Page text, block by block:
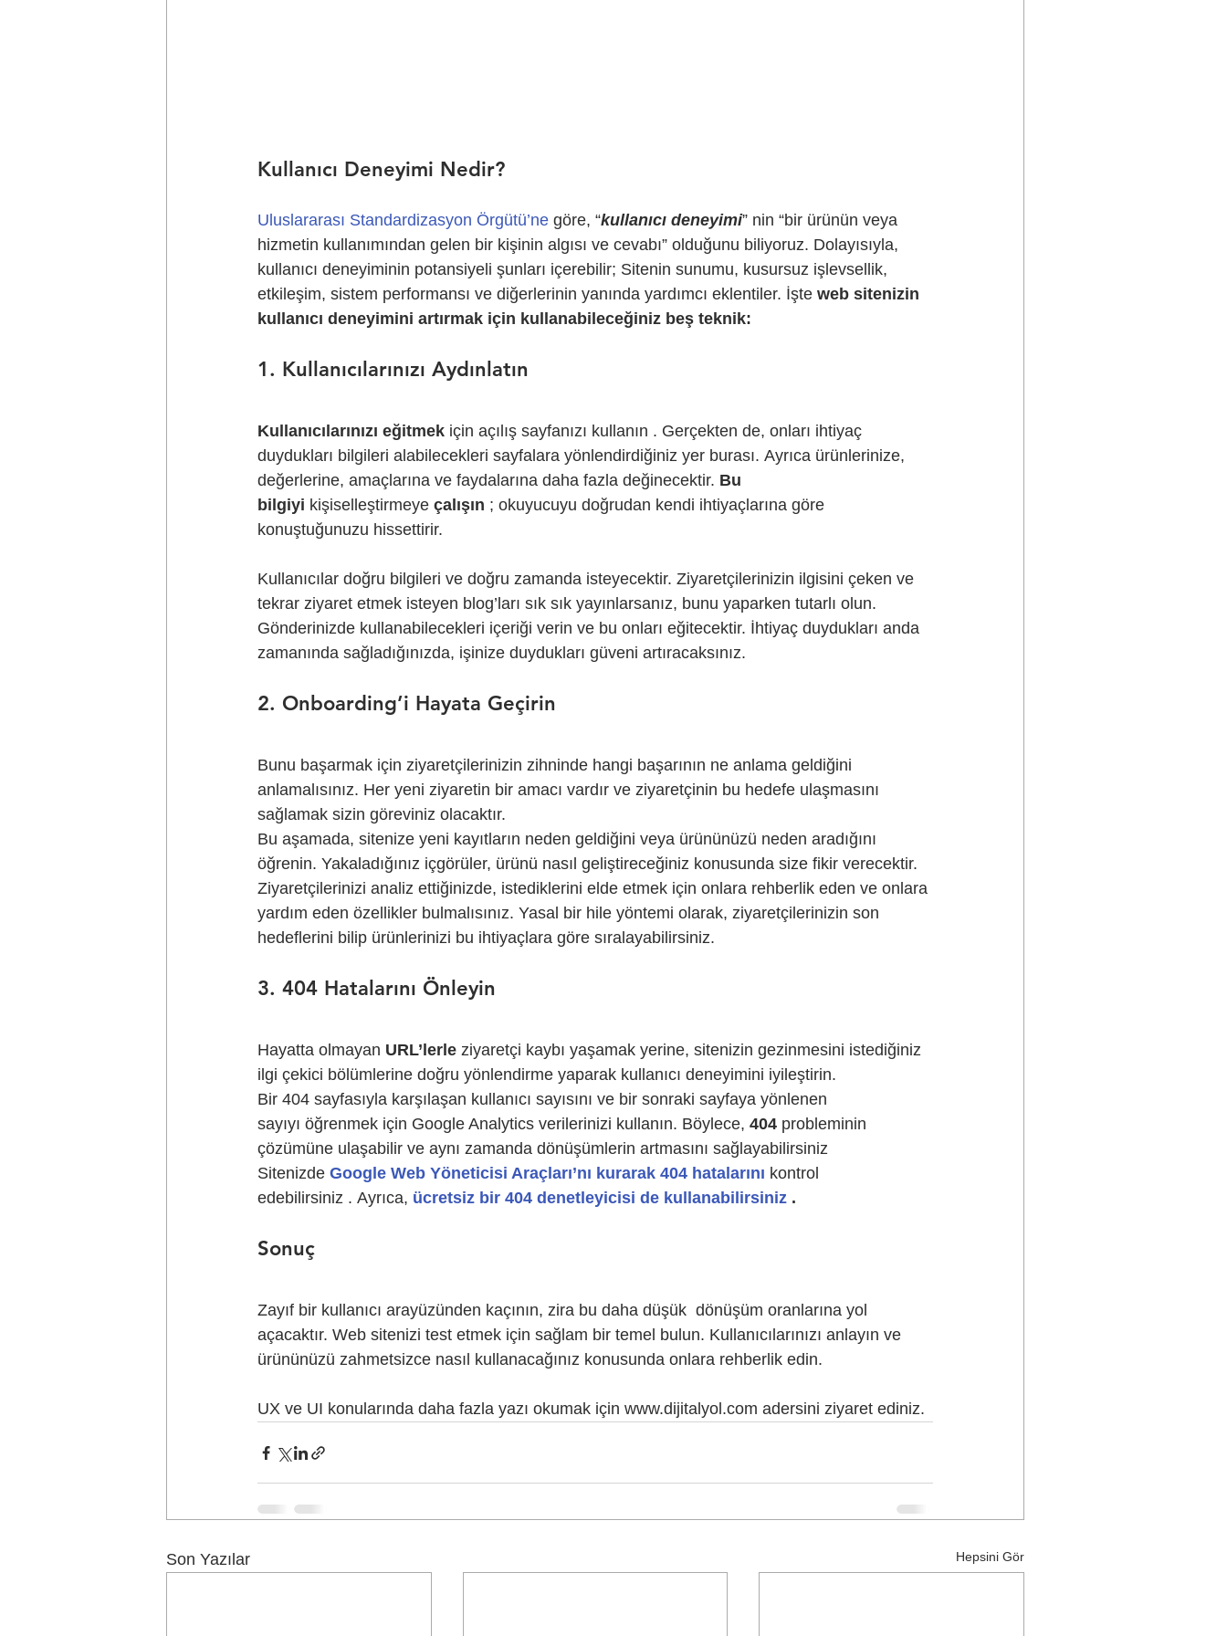
Kullanıcı Deneyimi Nedir?
Uluslararası Standardizasyon Örgütü’ne göre, “kullanıcı deneyimi” nin “bir ürünün veya
hizmetin kullanımından gelen bir kişinin algısı ve cevabı” olduğunu biliyoruz. Dolayısıyla,
kullanıcı deneyiminin potansiyeli şunları içerebilir; Sitenin sunumu, kusursuz işlevsellik,
etkileşim, sistem performansı ve diğerlerinin yanında yardımcı eklentiler. İşte web sitenizin
kullanıcı deneyimini artırmak için kullanabileceğiniz beş teknik:
1. Kullanıcılarınızı Aydınlatın
Kullanıcılarınızı eğitmek için açılış sayfanızı kullanın . Gerçekten de, onları ihtiyaç
duydukları bilgileri alabilecekleri sayfalara yönlendirdiğiniz yer burası. Ayrıca ürünlerinize,
değerlerine, amaçlarına ve faydalarına daha fazla değinecektir. Bu
bilgiyi kişiselleştirmeye çalışın ; okuyucuyu doğrudan kendi ihtiyaçlarına göre
konuştuğunuzu hissettirir.
Kullanıcılar doğru bilgileri ve doğru zamanda isteyecektir. Ziyaretçilerinizin ilgisini çeken ve
tekrar ziyaret etmek isteyen blog’ları sık sık yayınlarsanız, bunu yaparken tutarlı olun.
Gönderinizde kullanabilecekleri içeriği verin ve bu onları eğitecektir. İhtiyaç duydukları anda
zamanında sağladığınızda, işinize duydukları güveni artıracaksınız.
2. Onboarding’i Hayata Geçirin
Bunu başarmak için ziyaretçilerinizin zihninde hangi başarının ne anlama geldiğini
anlamalısınız. Her yeni ziyaretin bir amacı vardır ve ziyaretçinin bu hedefe ulaşmasını
sağlamak sizin göreviniz olacaktır.
Bu aşamada, sitenize yeni kayıtların neden geldiğini veya ürününüzü neden aradığını
öğrenin. Yakaladığınız içgörüler, ürünü nasıl geliştireceğiniz konusunda size fikir verecektir.
Ziyaretçilerinizi analiz ettiğinizde, istediklerini elde etmek için onlara rehberlik eden ve onlara
yardım eden özellikler bulmalısınız. Yasal bir hile yöntemi olarak, ziyaretçilerinizin son
hedeflerini bilip ürünlerinizi bu ihtiyaçlara göre sıralayabilirsiniz.
3. 404 Hatalarını Önleyin
Hayatta olmayan URL’lerle ziyaretçi kaybı yaşamak yerine, sitenizin gezinmesini istediğiniz
ilgi çekici bölümlerine doğru yönlendirme yaparak kullanıcı deneyimini iyileştirin.
Bir 404 sayfasıyla karşılaşan kullanıcı sayısını ve bir sonraki sayfaya yönlenen
sayıyı öğrenmek için Google Analytics verilerinizi kullanın. Böylece, 404 probleminin
çözümüne ulaşabilir ve aynı zamanda dönüşümlerin artmasını sağlayabilirsiniz
Sitenizde Google Web Yöneticisi Araçları’nı kurarak 404 hatalarını kontrol
edebilirsiniz . Ayrıca, ücretsiz bir 404 denetleyicisi de kullanabilirsiniz .
Sonuç
Zayıf bir kullanıcı arayüzünden kaçının, zira bu daha düşük  dönüşüm oranlarına yol
açacaktır. Web sitenizi test etmek için sağlam bir temel bulun. Kullanıcılarınızı anlayın ve
ürününüzü zahmetsizce nasıl kullanacağınız konusunda onlara rehberlik edin.
UX ve UI konularında daha fazla yazı okumak için www.dijitalyol.com adersini ziyaret ediniz.
Son Yazılar Hepsini Gör